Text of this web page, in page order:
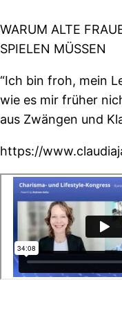
WARUM ALTE
SPIELEN MÜSSEN
“Ich bin froh, mein
wie es mir früher
aus Zwängen und
https://